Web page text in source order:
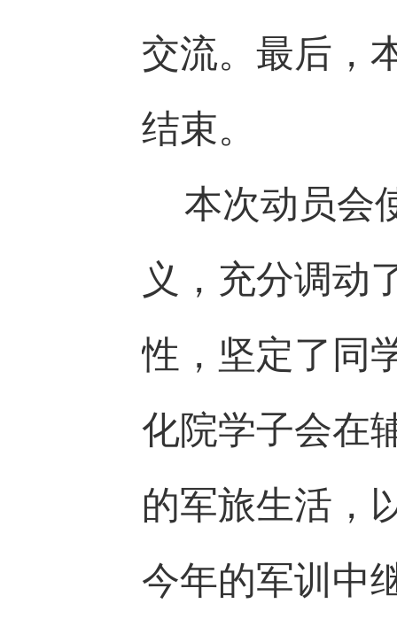
交流。最后，
结束。
本次动员会
义，充分调动
性，坚定了同
化院学子会在
的军旅生活，
今年的军训中